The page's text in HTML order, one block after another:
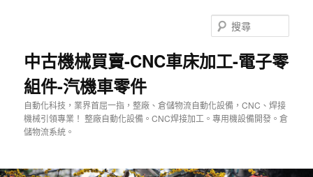
中古機械買賣-CNC車床加工-電子零
組件-汽機車零件
自動化科技，業界首屈一指，整廠、倉儲物流自動化設備，CNC、焊接
機械引領專業！ 整廠自動化設備。CNC焊接加工。專用機設備開發。倉
儲物流系統。
尋